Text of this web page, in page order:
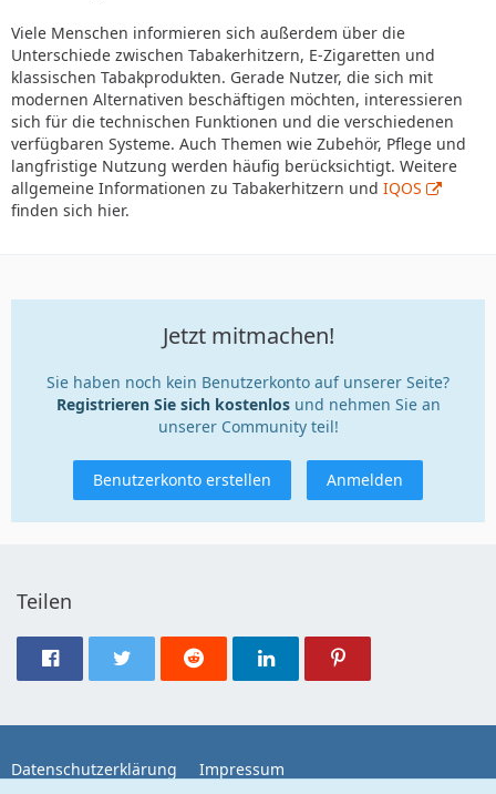
Viele Menschen informieren sich außerdem über die
Unterschiede zwischen Tabakerhitzern, E-Zigaretten und
klassischen Tabakprodukten. Gerade Nutzer, die sich mit
modernen Alternativen beschäftigen möchten, interessieren
sich für die technischen Funktionen und die verschiedenen
verfügbaren Systeme. Auch Themen wie Zubehör, Pflege und
langfristige Nutzung werden häufig berücksichtigt. Weitere
allgemeine Informationen zu Tabakerhitzern und IQOS
finden sich hier.
Jetzt mitmachen!
Sie haben noch kein Benutzerkonto auf unserer Seite?
Registrieren Sie sich kostenlosund nehmen Sie an
unserer Community teil!
Benutzerkonto erstellen Anmelden
Teilen
Datenschutzerklärung Impressum